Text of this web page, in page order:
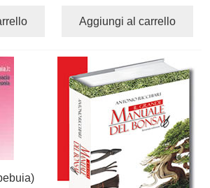
Aggiungi al carrello